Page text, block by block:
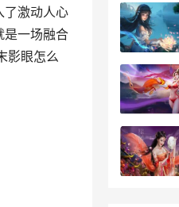
了激动人心
是一场融合
影眼怎么